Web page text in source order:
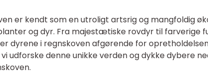
er kendt som en utroligt artsrig og mangfoldig
og dyr. Fra majestætiske rovdyr til farverige
dyrene i regnskoven afgørende for
udforske denne unikke verden og dykke dybere